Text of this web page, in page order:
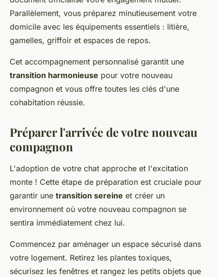
Parallèlement, vous préparez minutieusement votre
domicile avec les équipements essentiels : litière,
gamelles, griffoir et espaces de repos.
Cet accompagnement personnalisé garantit une
transition harmonieuse pour votre nouveau
compagnon et vous offre toutes les clés d'une
cohabitation réussie.
Préparer l'arrivée de votre nouveau
compagnon
L'adoption de votre chat approche et l'excitation
monte ! Cette étape de préparation est cruciale pour
garantir une transition sereine et créer un
environnement où votre nouveau compagnon se
sentira immédiatement chez lui.
Commencez par aménager un espace sécurisé dans
votre logement. Retirez les plantes toxiques,
sécurisez les fenêtres et rangez les petits objets que